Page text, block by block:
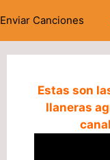
Enviar Canciones
Estas son
llaneras